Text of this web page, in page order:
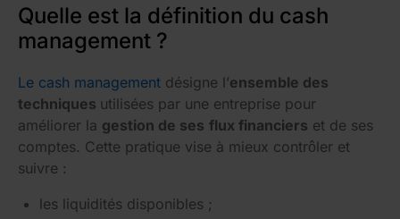
Quelle est la définition du cash
management ?
Le cash management désigne l’ensemble des
techniques utilisées par une entreprise pour
améliorer la gestion de ses flux financiers et de ses
comptes. Cette pratique vise à mieux contrôler et
suivre :
les liquidités disponibles ;